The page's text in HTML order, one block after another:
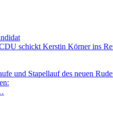
schickt Kerstin Körner ins
und Stapellauf des neuen